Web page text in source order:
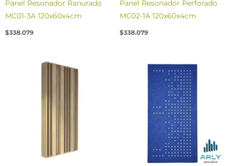
Panel Resonador Ranurado
MC01-3A 120x60x4cm
$338.079
Panel Resonador Perforado
MC02-1A 120x60x4cm
$338.079
Price
range:
$104.601
through
$108.409